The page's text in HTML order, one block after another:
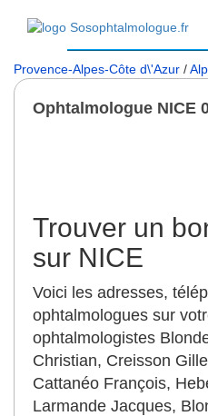
Provence-Alpes-Côte d\'Azur /
Ophtalmologue NICE
Trouver un
sur NICE
Voici les adresses,
ophtalmologues sur
ophtalmologistes
Christian, Creisson
Cattanéo François,
Larmande Jacques,